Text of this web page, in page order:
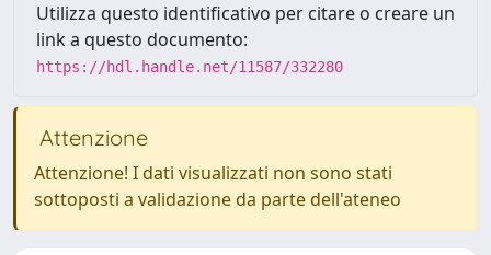
Utilizza questo identificativo per citare o creare un
link a questo documento:
https://hdl.handle.net/11587/332280
Attenzione
Attenzione! I dati visualizzati non sono stati
sottoposti a validazione da parte dell'ateneo